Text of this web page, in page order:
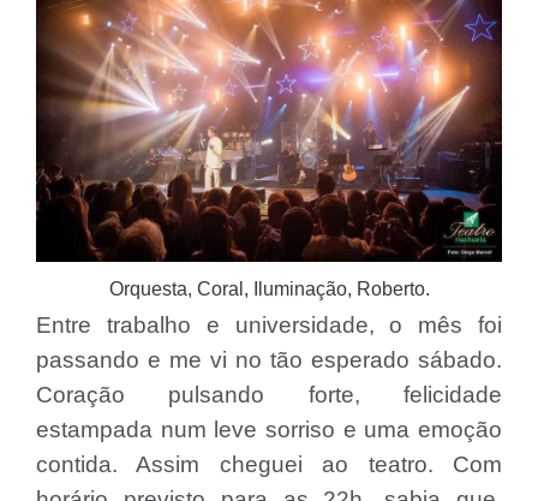
Orquesta, Coral, Iluminação, Roberto.
Entre trabalho e universidade, o mês foi
passando e me vi no tão esperado sábado.
Coração pulsando forte, felicidade
estampada num leve sorriso e uma emoção
contida. Assim cheguei ao teatro. Com